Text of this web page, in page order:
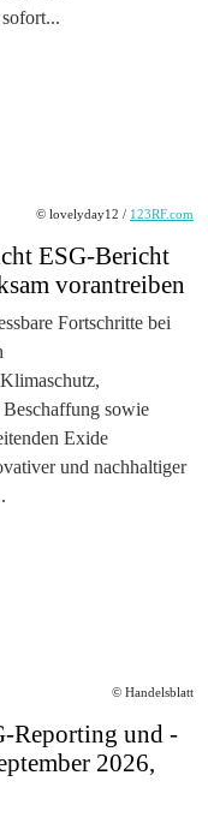
© lovelyday12 / 123RF.com
ESG-Bericht
vorantreiben
Fortschritte bei
sowie
Exide
und nachhaltiger
© Handelsblatt
Reporting und -
2026,